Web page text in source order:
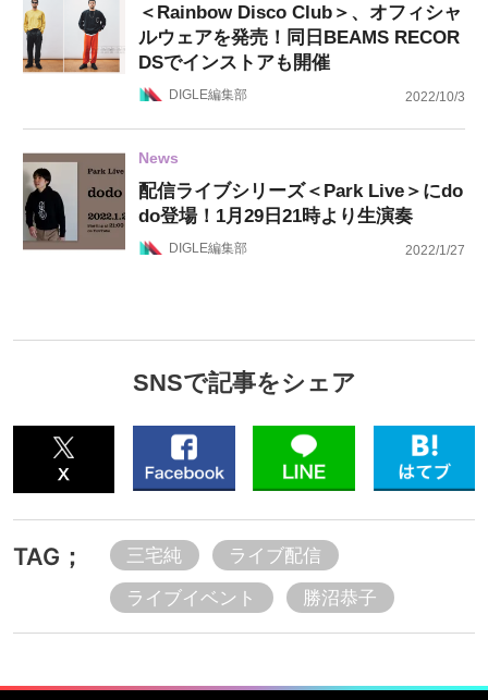
＜Rainbow Disco Club＞、オフィシャ
ルウェアを発売！同日BEAMS RECOR
DSでインストアも開催
DIGLE編集部 2022/10/3
News
配信ライブシリーズ＜Park Live＞にdo
do登場！1月29日21時より生演奏
DIGLE編集部 2022/1/27
SNSで記事をシェア
TAG； 三宅純
ライブ配信
ライブイベント
勝沼恭子